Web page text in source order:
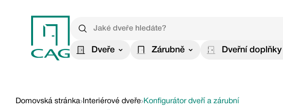
Dveře Zárubně Dveřní doplňky
Domovská stránka Interiérové dveře Konfigurátor dveří a zárubní